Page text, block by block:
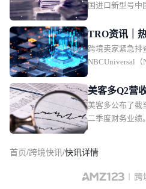
国进口新型号中
TRO资讯｜
正在维权，速
跨境卖家紧急排
NBCUniversal
在伊利诺伊州北
被告名单全部密
39起TRO维权，
要你的产品出现
精准锁定，面临
美客多Q2营
美客多公布了截
二季度财务业绩
续增长、生态
首页/跨境快讯/快讯详情